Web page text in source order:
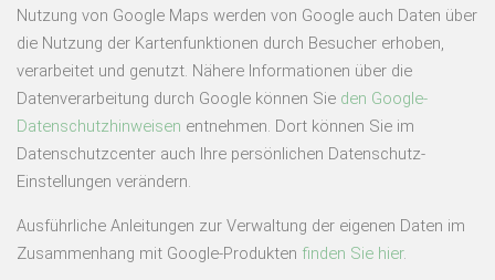
Nutzung von Google Maps werden von Google auch Daten über
die Nutzung der Kartenfunktionen durch Besucher erhoben,
verarbeitet und genutzt. Nähere Informationen über die
Datenverarbeitung durch Google können Sie den Google-
Datenschutzhinweisen entnehmen. Dort können Sie im
Datenschutzcenter auch Ihre persönlichen Datenschutz-
Einstellungen verändern.
Ausführliche Anleitungen zur Verwaltung der eigenen Daten im
Zusammenhang mit Google-Produkten finden Sie hier.